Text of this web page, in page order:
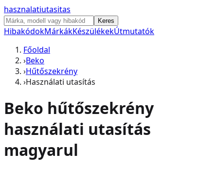
hasznalatiutasitas
Keres
HibakódokMárkákKészülékekÚtmutatók
Főoldal
›Beko
›Hűtőszekrény
›Használati utasítás
Beko hűtőszekrény
használati utasítás
magyarul